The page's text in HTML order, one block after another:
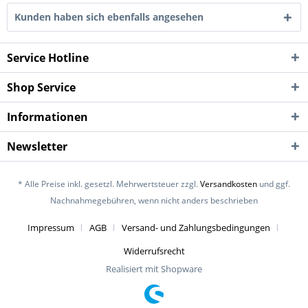
Kunden haben sich ebenfalls angesehen
Service Hotline
Shop Service
Informationen
Newsletter
* Alle Preise inkl. gesetzl. Mehrwertsteuer zzgl.Versandkosten und ggf.
Nachnahmegebühren, wenn nicht anders beschrieben
Impressum AGB
Versand- und Zahlungsbedingungen
Widerrufsrecht
Realisiert mit Shopware